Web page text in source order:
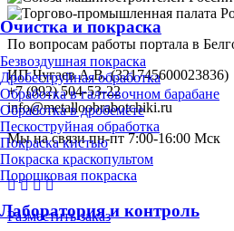
Очистка и покраска
Безвоздушная покраска
Дробеструйная обработка
Обработка в галтовочном барабане
Обработка в дробемёте
Пескоструйная обработка
Покраска кистью
Покраска краскопультом
Порошковая покраска
Лаборатория и контроль
По вопросам работы портала в
ИП Чугаев А.В. (321745600023836)
+7 (992) 504-53-22
info@metalloobrabotchiki.ru
Мы на связи пн-пт 7:00-16:00 Мск
Разместить заказ